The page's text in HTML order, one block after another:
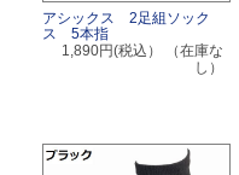
アシックス 2足組ソック
ス 5本指
1,890円(税込）
（在庫な
し）